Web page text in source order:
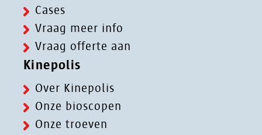
Cases
Vraag meer info
Vraag offerte aan
Kinepolis
Over Kinepolis
Onze bioscopen
Onze troeven